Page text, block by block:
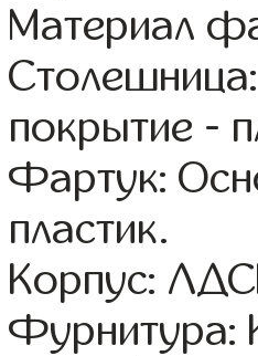
Материал
покрытие -
Фартук:
пластик.
Корпус:
Фурнитура: